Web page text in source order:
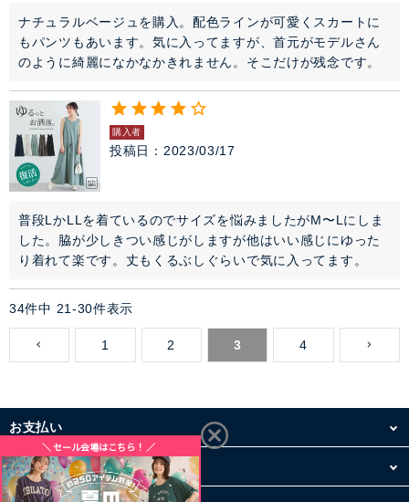
ナチュラルベージュを購入。配色ラインが可愛くスカートに
もパンツもあいます。気に入ってますが、首元がモデルさん
のように綺麗になかなかきれません。そこだけが残念です。
購入者
投稿日 2023/03/17
普段LかLLを着ているのでサイズを悩みましたがM〜Lにしま
した。脇が少しきつい感じがしますが他はいい感じにゆった
り着れて楽です。丈もくるぶしぐらいで気に入ってます。
34件中 21 -30件表示
1 2 3 4
お支払い
配送・送料